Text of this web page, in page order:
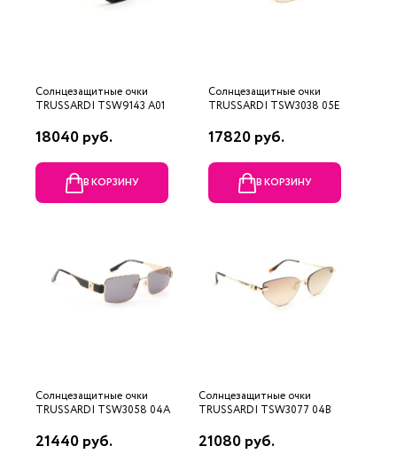
Солнцезащитные очки
TRUSSARDI TSW9143 A01
18040 руб.
В КОРЗИНУ
Солнцезащитные очки
TRUSSARDI TSW3038 05E
17820 руб.
В КОРЗИНУ
Солнцезащитные очки
TRUSSARDI TSW3058 04A
21440 руб.
Солнцезащитные очки
TRUSSARDI TSW3077 04B
21080 руб.